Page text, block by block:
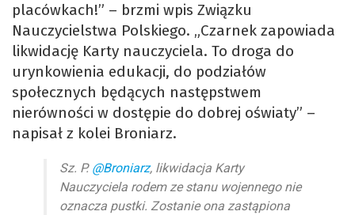
placówkach!” – brzmi wpis Związku
Nauczycielstwa Polskiego. „Czarnek zapowiada
likwidację Karty nauczyciela. To droga do
urynkowienia edukacji, do podziałów
społecznych będących następstwem
nierówności w dostępie do dobrej oświaty” –
napisał z kolei Broniarz.
Sz. P. @Broniarz, likwidacja Karty
Nauczyciela rodem ze stanu wojennego nie
oznacza pustki. Zostanie ona zastąpiona